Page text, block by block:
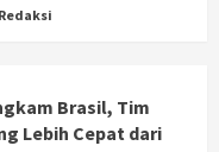
Redaksi
Brasil, Tim
Lebih Cepat dari